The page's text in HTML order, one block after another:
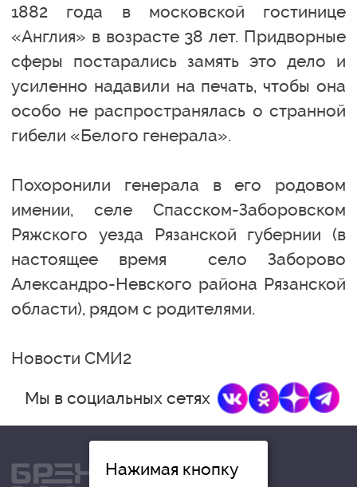
1882 года в московской гостинице
«Англия» в возрасте 38 лет. Придворные
сферы постарались замять это дело и
усиленно надавили на печать, чтобы она
особо не распространялась о странной
гибели «Белого генерала».
Похоронили генерала в его родовом
имении, селе Спасском-Заборовском
Ряжского уезда Рязанской губернии (в
настоящее время село Заборово
Александро-Невского района Рязанской
области), рядом с родителями.
Новости СМИ2
Мы в социальных сетях
Нажимая кнопку